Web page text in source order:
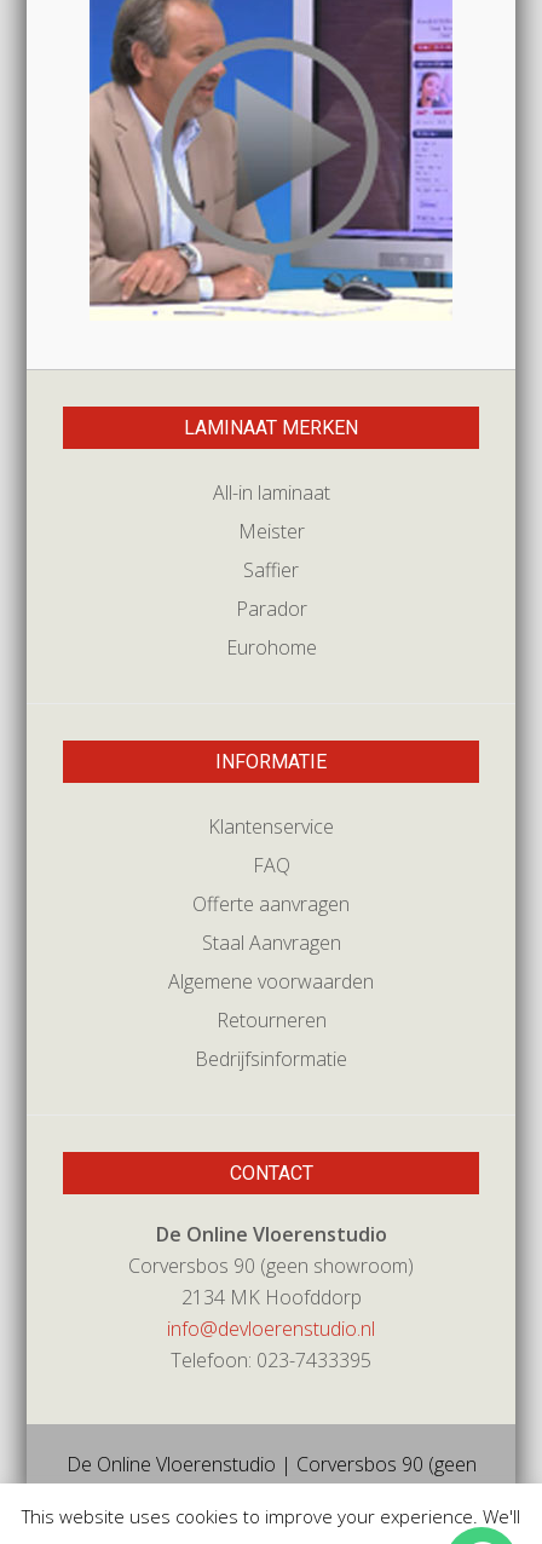
LAMINAAT MERKEN
All-in laminaat
Meister
Saffier
Parador
Eurohome
INFORMATIE
Klantenservice
FAQ
Offerte aanvragen
Staal Aanvragen
Algemene voorwaarden
Retourneren
Bedrijfsinformatie
CONTACT
De Online Vloerenstudio
Corversbos 90 (geen showroom)
2134 MK Hoofddorp
info@devloerenstudio.nl
Telefoon: 023-7433395
De Online Vloerenstudio | Corversbos 90 (geen
7433395 |info@devloerenstudio.nl
This website uses cookies to improve your experience. We'll